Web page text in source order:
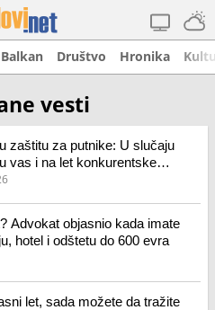
Balkan Društvo Hronika
vesti
zaštitu za putnike: U slučaju
vas i na let konkurentske
Advokat objasnio kada imate
hotel i odštetu do 600 evra
let, sada možete da tražite